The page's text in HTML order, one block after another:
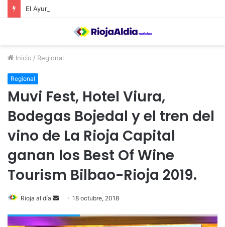
Inicio / Regional
Regional
Muvi Fest, Hotel Viura,
Bodegas Bojedal y el tren del
vino de La Rioja Capital
ganan los Best Of Wine
Tourism Bilbao-Rioja 2019.
Rioja al día
n
18 octubre, 2018